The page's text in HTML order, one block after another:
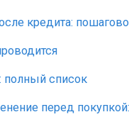
кредита:
полный список
перед